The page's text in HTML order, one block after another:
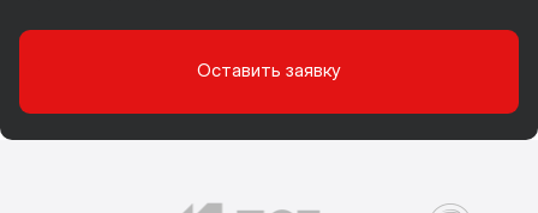
Оставить заявку